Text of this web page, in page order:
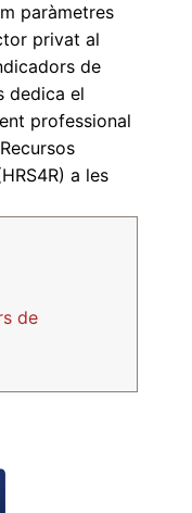
paràmetres
privat al
de
dedica el
professional
a les
de